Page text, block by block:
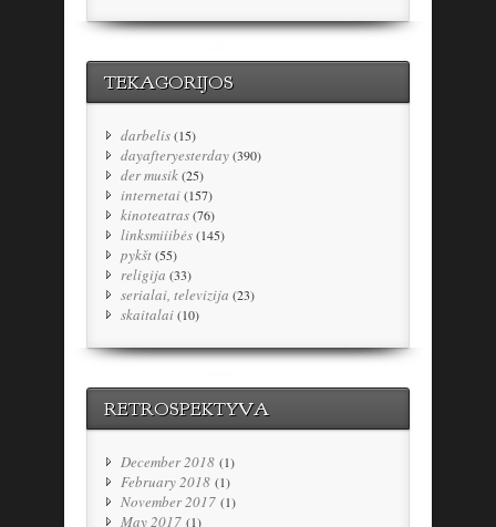
TEKAGORIJOS
darbelis(15)
dayafteryesterday(390)
der musik(25)
internetai(157)
kinoteatras(76)
linksmiiibės(145)
pykšt(55)
religija (33)
serialai, televizija (23)
skaitalai(10)
RETROSPEKTYVA
December 2018 (1)
February 2018 (1)
November 2017 (1)
May 2017 (1)